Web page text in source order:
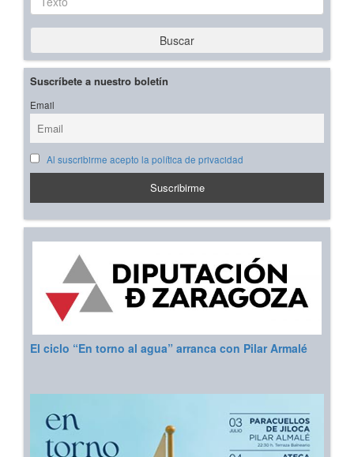
Buscar
Suscríbete a nuestro boletín
Email
Al suscribirme acepto la política de privacidad
El ciclo “En torno al agua” arranca con Pilar Armalé